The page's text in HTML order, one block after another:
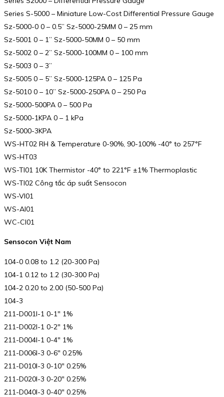
Series S-5000 – Miniature Low-Cost Differential Pressure Gauge
Sz-5000-0 0 – 0.5” Sz-5000-25MM 0 – 25 mm
Sz-5001 0 – 1” Sz-5000-50MM 0 – 50 mm
Sz-5002 0 – 2” Sz-5000-100MM 0 – 100 mm
Sz-5003 0 – 3”
Sz-5005 0 – 5” Sz-5000-125PA 0 – 125 Pa
Sz-5010 0 – 10” Sz-5000-250PA 0 – 250 Pa
Sz-5000-500PA 0 – 500 Pa
Sz-5000-1KPA 0 – 1 kPa
Sz-5000-3KPA
WS-HT02 RH & Temperature 0-90%, 90-100% -40° to 257°F
WS-HT03
WS-TI01 10K Thermistor -40° to 221°F ±1% Thermoplastic
WS-TI02 Công tắc áp suất Sensocon
WS-VI01
WS-AI01
WC-CI01
Sensocon Việt Nam
104-0 0.08 to 1.2 (20-300 Pa)
104-1 0.12 to 1.2 (30-300 Pa)
104-2 0.20 to 2.00 (50-500 Pa)
104-3
211-D001I-1 0-1″ 1%
211-D002I-1 0-2″ 1%
211-D004I-1 0-4″ 1%
211-D006I-3 0-6″ 0.25%
211-D010I-3 0-10″ 0.25%
211-D020I-3 0-20″ 0.25%
211-D040I-3 0-40″ 0.25%